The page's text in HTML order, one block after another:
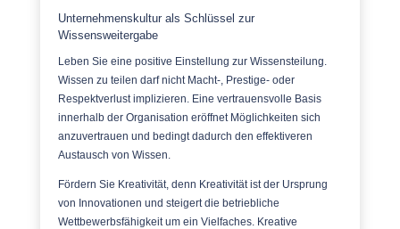
Unternehmenskultur als Schlüssel zur
Wissensweitergabe
Leben Sie eine positive Einstellung zur Wissensteilung.
Wissen zu teilen darf nicht Macht-, Prestige- oder
Respektverlust implizieren. Eine vertrauensvolle Basis
innerhalb der Organisation eröffnet Möglichkeiten sich
anzuvertrauen und bedingt dadurch den effektiveren
Austausch von Wissen.
Fördern Sie Kreativität, denn Kreativität ist der Ursprung
von Innovationen und steigert die betriebliche
Wettbewerbsfähigkeit um ein Vielfaches. Kreative